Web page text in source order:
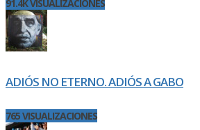
91.4K VISUALIZACIONES
ADIÓS NO ETERNO. ADIÓS A GABO
765 VISUALIZACIONES